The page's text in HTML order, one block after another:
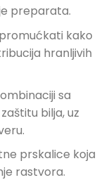
preparata.
kako
hranljivih
sa
bilja, uz
prskalice koja
rastvora.